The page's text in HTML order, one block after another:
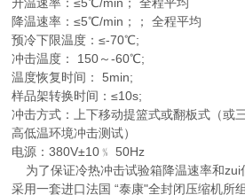
降温速率：≤5℃/min；； 全程平均
预冷下限温度：≤-70℃;
冲击温度： 150～-60℃;
温度恢复时间： 5min;
样品架转换时间：≤10s;
冲击方式：上下移动提篮式或翻板式（或
高低温环境冲击测
电源：380V±10﹪ 50Hz
为了保证冷热冲击试验箱降温速率和zui
采用一套进口法国 “泰康"全封闭压缩机所